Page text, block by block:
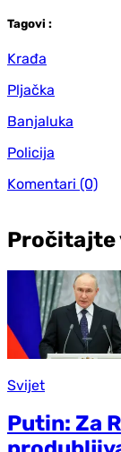
Tagovi :
Krađa
Pljačka
Banjaluka
Policija
Komentari (0)
Pročitajte
Svijet
Putin: Za